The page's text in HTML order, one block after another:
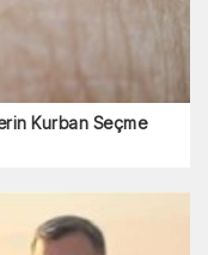
Kurban Seçme